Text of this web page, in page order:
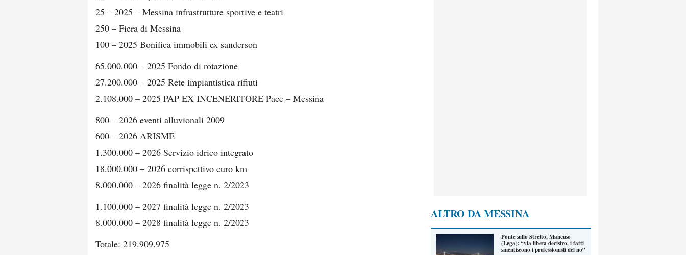
25 – 2025 – Messina infrastrutture sportive e teatri
250 – Fiera di Messina
100 – 2025 Bonifica immobili ex sanderson
65.000.000 – 2025 Fondo di rotazione
27.200.000 – 2025 Rete impiantistica rifiuti
2.108.000 – 2025 PAP EX INCENERITORE Pace – Messina
800 – 2026 eventi alluvionali 2009
600 – 2026 ARISME
1.300.000 – 2026 Servizio idrico integrato
18.000.000 – 2026 corrispettivo euro km
8.000.000 – 2026 finalità legge n. 2/2023
1.100.000 – 2027 finalità legge n. 2/2023
8.000.000 – 2028 finalità legge n. 2/2023
Totale: 219.909.975
ALTRO DA MESSINA
Ponte sullo Stretto, Mancuso
(Lega): “via libera decisivo, i fatti
smentiscono i professionisti del no”